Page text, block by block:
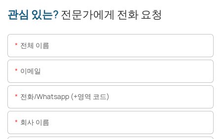
관심 있는? 전문가에게 전화 요청
전체 이름
이메일
전화/whatsapp (+영역 코드)
회사 이름